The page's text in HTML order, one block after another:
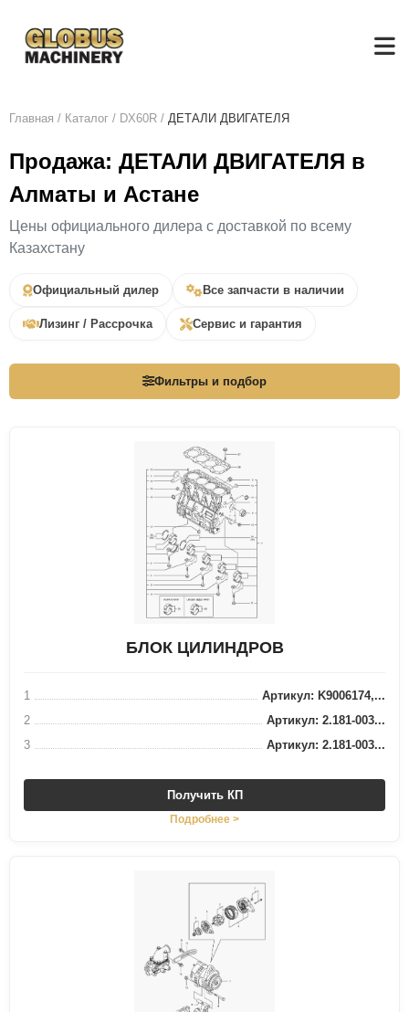
Главная / Каталог / DX60R / ДЕТАЛИ ДВИГАТЕЛЯ
Продажа: ДЕТАЛИ ДВИГАТЕЛЯ в
Алматы и Астане
Цены официального дилера с доставкой по всему
Казахстану
Официальный дилер Все запчасти в наличии
Лизинг / Рассрочка Сервис и гарантия
Фильтры и подбор
БЛОК ЦИЛИНДРОВ
1
Артикул: K9006174,...
2
Артикул: 2.181-003...
3
Артикул: 2.181-003...
Получить КП
Подробнее >